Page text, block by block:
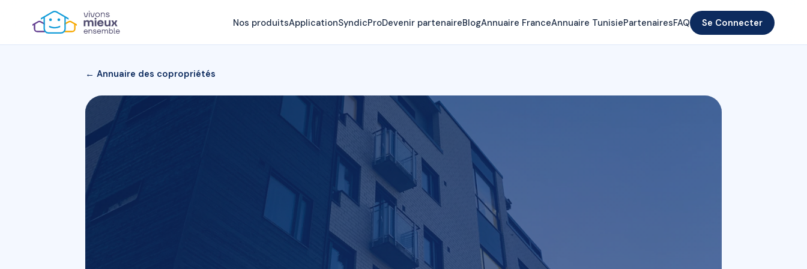
Nos produitsApplicationSyndicProDevenir partenaireBlogAnnuaire FranceAnnuaire TunisiePartenairesFAQ Se Connecter
← Annuaire des copropriétés